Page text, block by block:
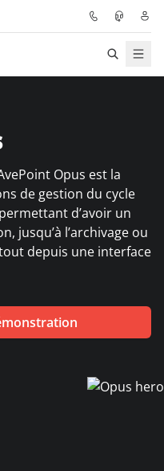
Opus est la
de gestion du cycle
d’avoir un
jusqu’à l’archivage ou
depuis une interface